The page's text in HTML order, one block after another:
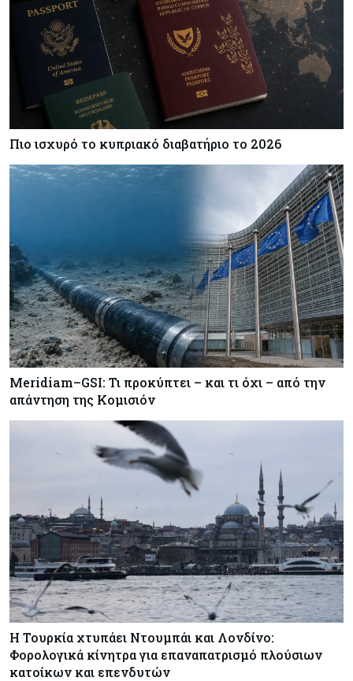
Δαμιανός για GSI: Θετική εξέλιξη η είσοδος της
Meridiam - Σειρά έχει η μελέτη της ΕΤΕπ
Crypto 07-08-2026
Γιατί το Bitcoin διχάζει αναλυτές και αγορά
Ελλάδα 07-08-2026
Καλπάζουν τα Airbnb στην Ελλάδα - Σχεδόν
sold out τα νησιά
07-08-2026
Goldman Sachs: Το Brent θα κυμανθεί στα $80-
90/βαρέλι μέχρι να υπάρξουν εξελίξεις στη
Μέση Ανατολή
Πιο ισχυρό το κυπριακό διαβατήριο το 2026
Meridiam–GSI: Τι προκύπτει – και τι όχι – από την
απάντηση της Κομισιόν
Η Τουρκία χτυπάει Ντουμπάι και Λονδίνο:
Φορολογικά κίνητρα για επαναπατρισμό πλούσιων
κατοίκων και επενδυτών